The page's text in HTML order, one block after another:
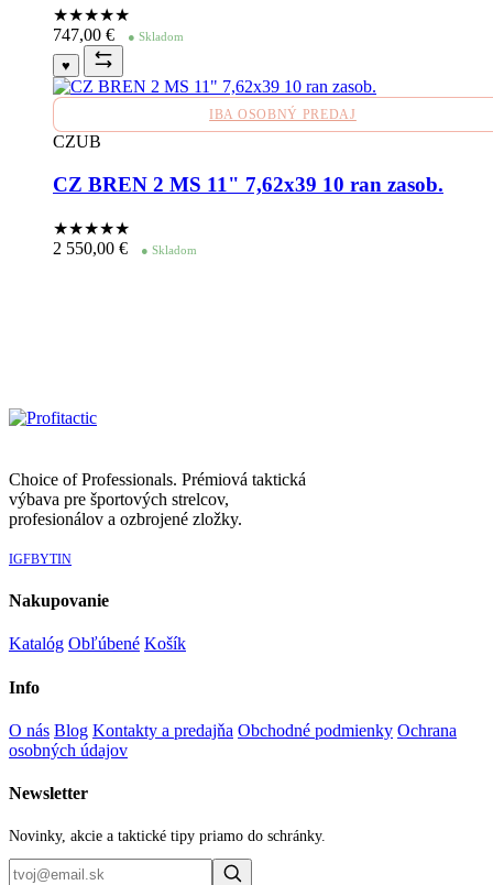
★★★★★
747,00 € ● Skladom
♥
IBA OSOBNÝ PREDAJ
CZUB
CZ BREN 2 MS 11" 7,62x39 10 ran zasob.
★★★★★
2 550,00 € ● Skladom
Choice of Professionals. Prémiová taktická
výbava pre športových strelcov,
profesionálov a ozbrojené zložky.
IGFBYTIN
Nakupovanie
Katalóg Obľúbené Košík
Info
O nás Blog Kontakty a predajňa Obchodné podmienky Ochrana
osobných údajov
Newsletter
Novinky, akcie a taktické tipy priamo do schránky.